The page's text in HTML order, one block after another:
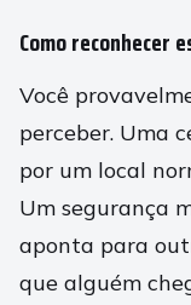
Como reconhecer
Você
perceber. Uma
por um local
Um segurança
aponta para
que alguém